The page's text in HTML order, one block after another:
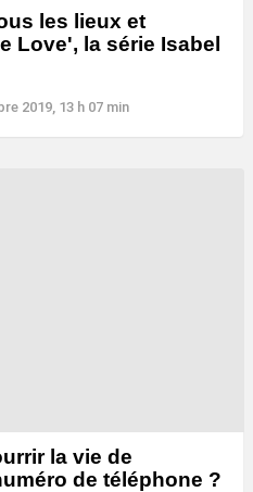
les lieux et
Love', la série Isabel
2019, 13 h 07 min
la vie de
de téléphone ?